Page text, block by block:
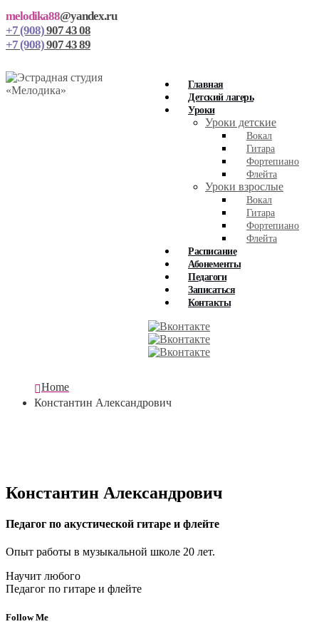
melodika88@yandex.ru
+7 (908)907 43 08
+7 (908)907 43 89
Главная
Детский лагерь
Уроки
Уроки детские
Вокал
Гитара
Фортепиано
Флейта
Уроки взрослые
Вокал
Гитара
Фортепиано
Флейта
Расписание
Абонементы
Педагоги
Записаться
Контакты
Home
Константин Александрович
Константин Александрович
Педагог по акустической гитаре и флейте
Опыт работы в музыкальной школе 20 лет.
Научит любого
Педагог по гитаре и флейте
Follow Me